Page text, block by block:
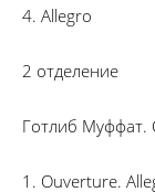
4. Allegro
2 отделение
Готлиб Муффат.
1. Ouverture.